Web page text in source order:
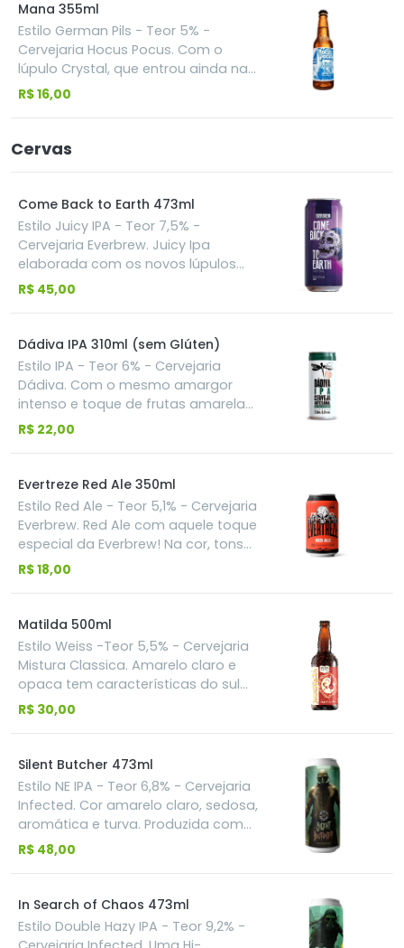
remete a um chope fresco. Criada
com adição de aveia, malte de
cevada, lúpulo e levedura, a cerveja
apresenta um teor alcoólico de
4,4%, um amargor suave e notas de
miolo de pão, equilibradas por um
Mana 355ml
Estilo German Pils - Teor 5% -
Cervejaria Hocus Pocus. Com o
lúpulo Crystal, que entrou ainda na
fervura com uma quantidade
com um toque caramelado e uma
frutados, combinados com um
camada floral que traz lembranças
de rosas e um leve amadeirado lá
no fundo, tudo isso sem tirar o
R$ 16,00
Cervas
Come Back to Earth 473ml
Estilo Juicy IPA - Teor 7,5% -
Cervejaria Everbrew. Juicy Ipa
elaborada com os novos lúpulos
americanos Talus e Idaho Gem,
vermelhas, carambola, pomelo e
um toque de pinho, mas com o
tradicional corpo macio e amargor
equilibrando o conjunto.
R$ 45,00
Dádiva IPA 310ml (sem Glúten)
Estilo IPA - Teor 6% - Cervejaria
Dádiva. Com o mesmo amargor
intenso e toque de frutas amarelas
da Dádiva IPA, mas SEM GLÚTEN
R$ 22,00
Evertreze Red Ale 350ml
Estilo Red Ale - Teor 5,1% - Cervejaria
Everbrew. Red Ale com aquele toque
especial da Everbrew! Na cor, tons
avermelhados e brilhante, no
casca de pão, tosta e toffee. No
sabor, também há presença de
notas caramelo, porém mais suave.
O dulçor desta cerveja se faz
presente e muito bem equilibrado
com o amargor proveniente do
R$ 18,00
Matilda 500ml
Estilo Weiss -Teor 5,5% - Cervejaria
Mistura Classica. Amarelo claro e
opaca tem características do sul
da Alemanha, sua combinação de
Valoriza a interatividade do paladar
amargo com a presença marcante
de aromas, paladares frutados e de
especiarias.
R$ 30,00
Silent Butcher 473ml
Estilo NE IPA - Teor 6,8% - Cervejaria
Infected. Cor amarelo claro, sedosa,
aromática e turva. Produzida com
os lúpulos Motueka, Nectaron e Citra
tropicais.
R$ 48,00
In Search of Chaos 473ml
Estilo Double Hazy IPA - Teor 9,2% -